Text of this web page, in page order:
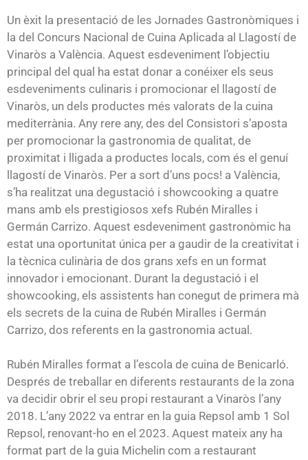
Un èxit la presentació de les Jornades Gastronòmiques i
la del Concurs Nacional de Cuina Aplicada al Llagostí de
Vinaròs a València. Aquest esdeveniment l’objectiu
principal del qual ha estat donar a conéixer els seus
esdeveniments culinaris i promocionar el llagostí de
Vinaròs, un dels productes més valorats de la cuina
mediterrània. Any rere any, des del Consistori s’aposta
per promocionar la gastronomia de qualitat, de
proximitat i lligada a productes locals, com és el genuí
llagostí de Vinaròs. Per a sort d’uns pocs! a València,
s’ha realitzat una degustació i showcooking a quatre
mans amb els prestigiosos xefs Rubén Miralles i
Germán Carrizo. Aquest esdeveniment gastronòmic ha
estat una oportunitat única per a gaudir de la creativitat i
la tècnica culinària de dos grans xefs en un format
innovador i emocionant. Durant la degustació i el
showcooking, els assistents han conegut de primera mà
els secrets de la cuina de Rubén Miralles i Germán
Carrizo, dos referents en la gastronomia actual.
Rubén Miralles format a l’escola de cuina de Benicarló.
Després de treballar en diferents restaurants de la zona
va decidir obrir el seu propi restaurant a Vinaròs l’any
2018. L’any 2022 va entrar en la guia Repsol amb 1 Sol
Repsol, renovant-ho en el 2023. Aquest mateix any ha
format part de la guia Michelin com a restaurant